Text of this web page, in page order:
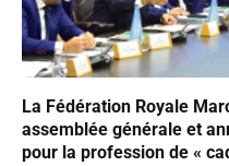
La Fédération Royale
assemblée générale et
pour la profession de «